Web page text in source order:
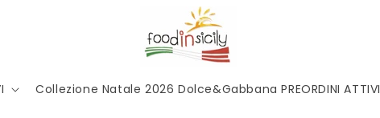
Collezione Natale 2026 Dolce&Gabbana PREORDINI ATTIVI